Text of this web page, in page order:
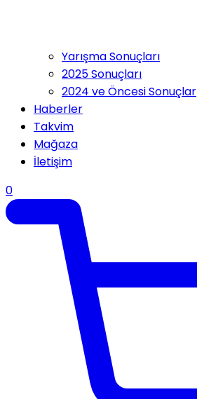
Yarışma Sonuçları
2025 Sonuçları
2024 ve Öncesi Sonuçlar
Haberler
Takvim
Mağaza
İletişim
0